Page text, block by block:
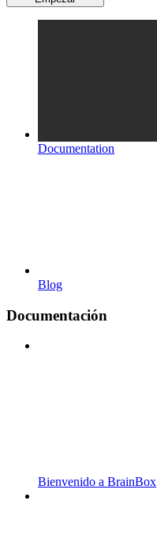
Documentation
Blog
Documentación
Bienvenido a BrainBox